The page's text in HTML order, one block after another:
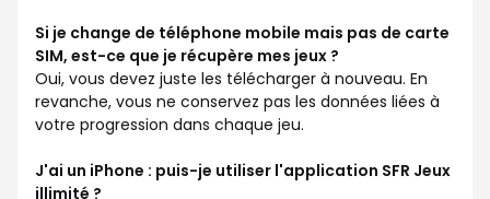
Si je change de téléphone mobile mais pas de carte
SIM, est-ce que je récupère mes jeux ?
Oui, vous devez juste les télécharger à nouveau. En
revanche, vous ne conservez pas les données liées à
votre progression dans chaque jeu.
J'ai un iPhone : puis-je utiliser l'application SFR Jeux
illimité ?